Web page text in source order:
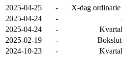
2025-04-25
-
X-dag
2025-04-24
-
2025-04-24
-
2025-02-19
-
2024-10-23
-